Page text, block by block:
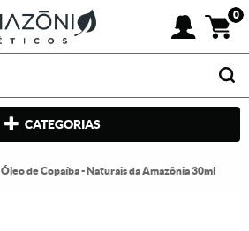
0
CATEGORIAS
Óleo de Copaíba - Naturais da Amazônia 30ml